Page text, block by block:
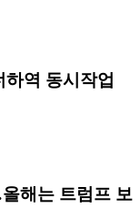
역 동시작업
해는 트럼프 보